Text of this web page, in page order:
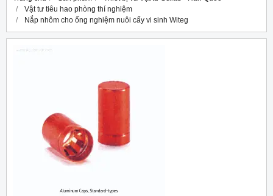
Vật tư tiêu hao phòng thí nghiệm
Nắp nhôm cho ống nghiệm nuôi cấy vi sinh Witeg